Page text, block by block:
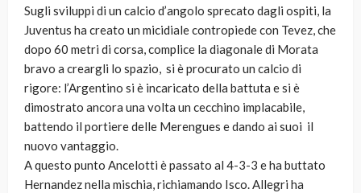
Sugli sviluppi di un calcio d’angolo sprecato dagli ospiti, la
Juventus ha creato un micidiale contropiede con Tevez, che
dopo 60 metri di corsa, complice la diagonale di Morata
bravo a creargli lo spazio, si è procurato un calcio di
rigore: l’Argentino si è incaricato della battuta e si è
dimostrato ancora una volta un cecchino implacabile,
battendo il portiere delle Merengues e dando ai suoi il
nuovo vantaggio.
A questo punto Ancelotti è passato al 4-3-3 e ha buttato
Hernandez nella mischia, richiamando Isco. Allegri ha